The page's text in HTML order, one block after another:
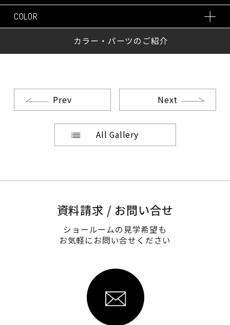
COLOR
カラー・パーツのご紹介
Prev
All Gallery
Next
資料請求 / お問い合せ
ショールームの見学希望も
お気軽にお問い合せください